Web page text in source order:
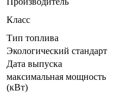
Класс
Тип топлива
Экологический стандарт
Дата выпуска
максимальная мощность
(кВт)